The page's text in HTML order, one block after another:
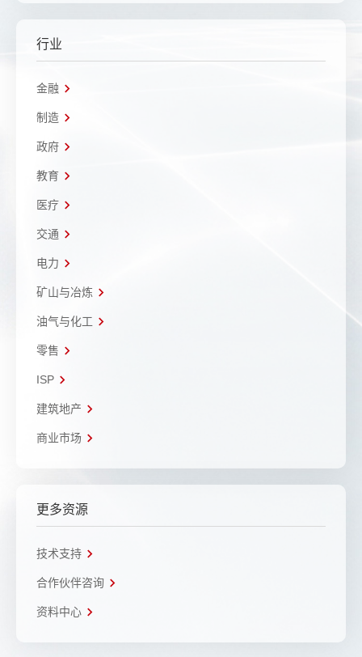
行业
金融
制造
政府
教育
医疗
交通
电力
矿山与冶炼
油气与化工
零售
ISP
建筑地产
商业市场
更多资源
技术支持
合作伙伴咨询
资料中心